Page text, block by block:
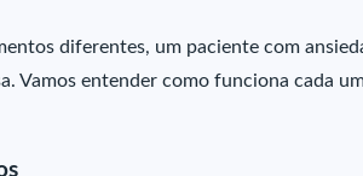
diferentes, um paciente com
Vamos entender como funciona cada